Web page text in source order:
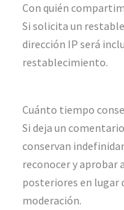
Con quién
Si solicita un
dirección IP será
restablecimiento.
Cuánto tiempo
Si deja un
conservan
reconocer y
posteriores en lugar
moderación.